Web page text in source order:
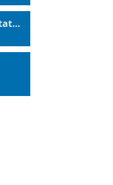
prov. JUGA Regattatraining